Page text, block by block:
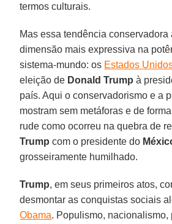
termos culturais.
Mas essa tendência conservadora
dimensão mais expressiva na
sistema-mundo: os Estados
eleição de Donald Trump à
país. Aqui o conservadorismo e a
mostram sem metáforas e de
rude como ocorreu na quebra de
Trump com o presidente do
grosseiramente humilhado.
Trump, em seus primeiros atos,
desmontar as conquistas sociais
Obama. Populismo, nacionalismo,